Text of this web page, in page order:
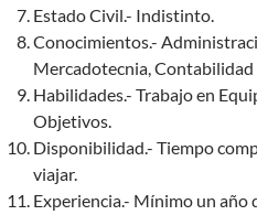
Estado Civil.- Indistinto.
Conocimientos.-
Mercadotecnia, Contabilidad
Habilidades.- Trabajo en
Objetivos.
Disponibilidad.- Tiempo
viajar.
Experiencia.- Mínimo un año